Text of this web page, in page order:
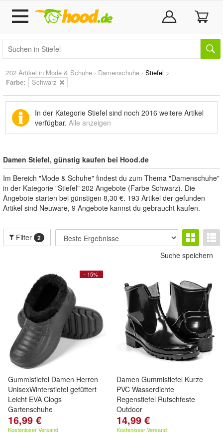
202 Artikel in Mode & Schuhe › Damenschuhe › Stiefel >
Farbe:
Schwarz
In der Kategorie Stiefel sind noch 2016 weitere Artikel
verfügbar. Alle anzeigen
Damen Stiefel, günstig kaufen bei Hood.de
Im Bereich "Mode & Schuhe" findest du zum Thema "Damenschuhe"
in der Kategorie "Stiefel" 202 Angebote (Farbe Schwarz). Die
Angebote starten bei günstigen 8,30 €. 193 Artikel der gefunden
Artikel sind Neuware, 9 Angebote kannst du gebraucht kaufen.
Filter 2
Suche speichern
- 15%
Gummistiefel Damen Herren
UnisexWinterstiefel gefüttert
Leicht EVA Clogs
Gartenschuhe
16,99 €
Kostenloser Versand
Damen Gummistiefel Kurze
PVC Wasserdichte
Regenstiefel Rutschfeste
Outdoor
14,99 €
Kostenloser Versand